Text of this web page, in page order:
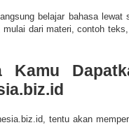
belajar bahasa lewat
dari materi, contoh
Kamu
tentu akan